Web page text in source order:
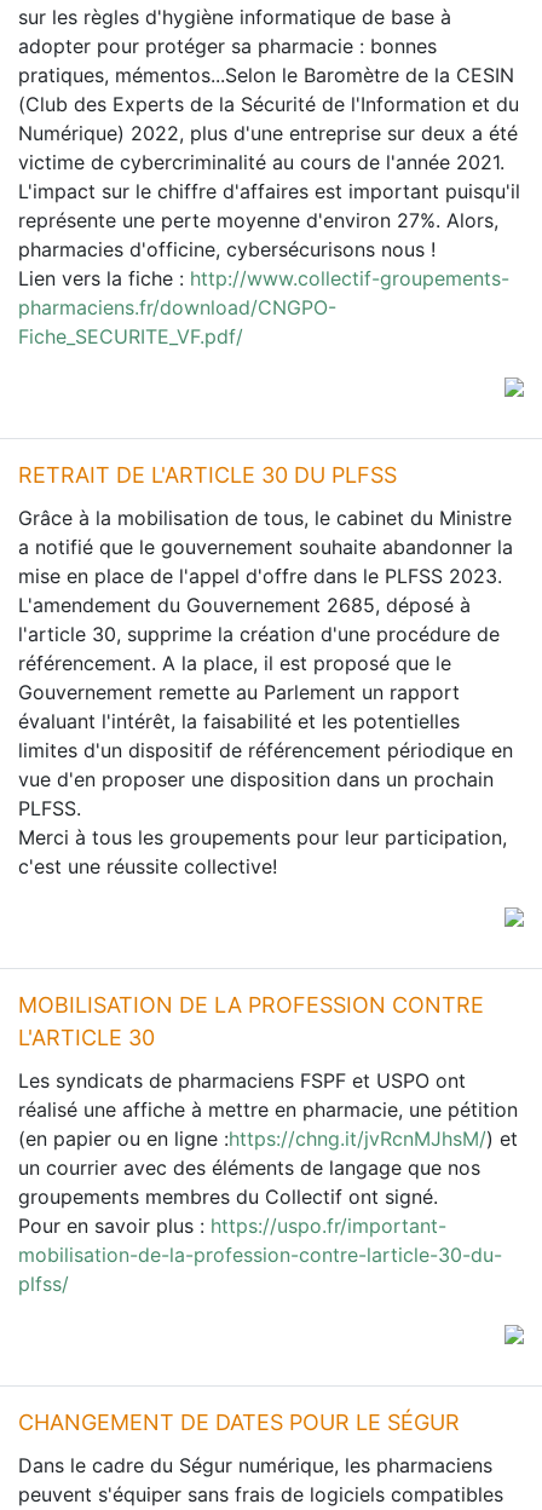
sur les règles d'hygiène informatique de base à
adopter pour protéger sa pharmacie : bonnes
pratiques, mémentos...Selon le Baromètre de la CESIN
(Club des Experts de la Sécurité de l'Information et du
Numérique) 2022, plus d'une entreprise sur deux a été
victime de cybercriminalité au cours de l'année 2021.
L'impact sur le chiffre d'affaires est important puisqu'il
représente une perte moyenne d'environ 27%. Alors,
pharmacies d'officine, cybersécurisons nous !
Lien vers la fiche : http://www.collectif-groupements-
pharmaciens.fr/download/CNGPO-
Fiche_SECURITE_VF.pdf/
RETRAIT DE L'ARTICLE 30 DU PLFSS
Grâce à la mobilisation de tous, le cabinet du Ministre
a notifié que le gouvernement souhaite abandonner la
mise en place de l'appel d'offre dans le PLFSS 2023.
L'amendement du Gouvernement 2685, déposé à
l'article 30, supprime la création d'une procédure de
référencement. A la place, il est proposé que le
Gouvernement remette au Parlement un rapport
évaluant l'intérêt, la faisabilité et les potentielles
limites d'un dispositif de référencement périodique en
vue d'en proposer une disposition dans un prochain
PLFSS.
Merci à tous les groupements pour leur participation,
c'est une réussite collective!
MOBILISATION DE LA PROFESSION CONTRE
L'ARTICLE 30
Les syndicats de pharmaciens FSPF et USPO ont
réalisé une affiche à mettre en pharmacie, une pétition
(en papier ou en ligne :https://chng.it/jvRcnMJhsM/) et
un courrier avec des éléments de langage que nos
groupements membres du Collectif ont signé.
Pour en savoir plus : https://uspo.fr/important-
mobilisation-de-la-profession-contre-larticle-30-du-
plfss/
CHANGEMENT DE DATES POUR LE SÉGUR
Dans le cadre du Ségur numérique, les pharmaciens
peuvent s'équiper sans frais de logiciels compatibles